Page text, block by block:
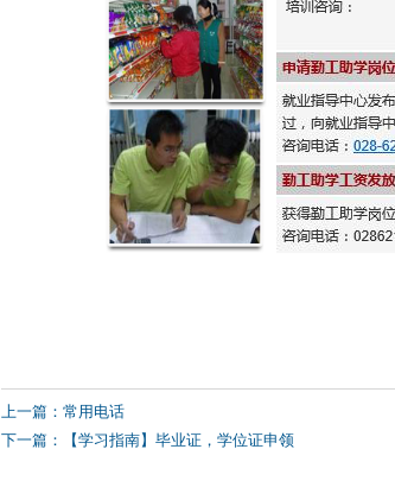
上一篇：常用电话
下一篇：【学习指南】毕业证，学位证申领